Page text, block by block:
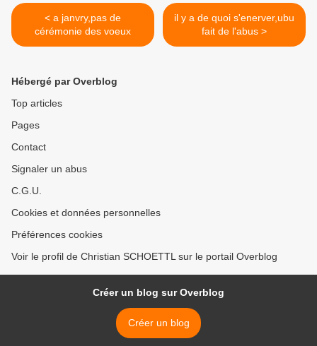
< a janvry,pas de
cérémonie des voeux
il y a de quoi s'enerver,ubu
fait de l'abus >
Hébergé par Overblog
Top articles
Pages
Contact
Signaler un abus
C.G.U.
Cookies et données personnelles
Préférences cookies
Voir le profil de Christian SCHOETTL sur le portail Overblog
Créer un blog sur Overblog
Créer un blog